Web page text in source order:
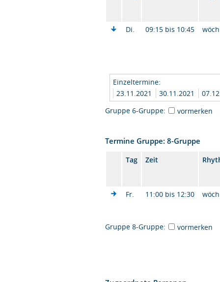
Di. 09:15 bis 10:45
Einzeltermine:
23.11.2021
30.11.2021
Gruppe 6-Gruppe:
vormerken
Termine Gruppe: 8-Gruppe
Tag Zeit
Fr. 11:00 bis 12:30
Gruppe 8-Gruppe: vormerken